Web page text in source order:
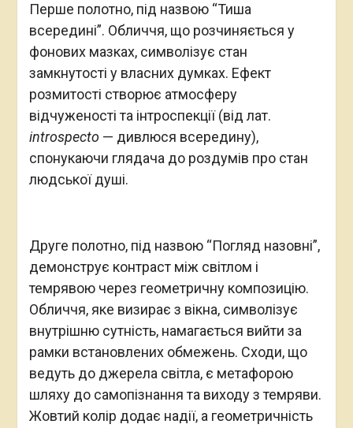
Перше полотно, під назвою “Тиша
всередині”. Обличчя, що розчиняється у
фонових мазках, символізує стан
замкнутості у власних думках. Ефект
розмитості створює атмосферу
відчуженості та інтроспекції (від лат.
introspecto— дивлюся всередину),
спонукаючи глядача до роздумів про стан
людської душі.
Друге полотно, під назвою “Погляд назовні”,
демонструє контраст між світлом і
темрявою через геометричну композицію.
Обличчя, яке визирає з вікна, символізує
внутрішню сутність, намагається вийти за
рамки встановлених обмежень. Сходи, що
ведуть до джерела світла, є метафорою
шляху до самопізнання та виходу з темряви.
Жовтий колір додає надії, а геометричність